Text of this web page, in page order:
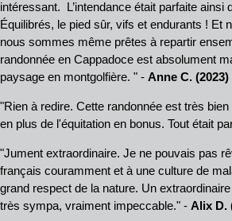
intéressant. L’intendance était parfaite ainsi
Équilibrés, le pied sûr, vifs et endurants ! Et
nous sommes même prêtes à repartir
randonnée en Cappadoce est absolument
paysage en montgolfière. " - Anne C. (2023)
"Rien à redire. Cette randonnée est très
en plus de l'équitation en bonus. Tout était
"Jument extraordinaire. Je ne pouvais pas
français couramment et à une culture de
grand respect de la nature. Un
très sympa, vraiment impeccable." - Alix D.